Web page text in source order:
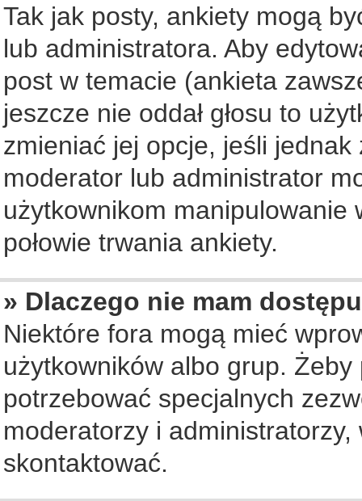
Tak jak posty, ankiety mogą
lub administratora. Aby
post w temacie (ankieta
jeszcze nie oddał głosu to
zmieniać jej opcje, jeśli jednak
moderator lub administrator
użytkownikom
połowie trwania ankiety.
» Dlaczego nie mam
Niektóre fora mogą mieć
użytkowników albo grup.
potrzebować specjalnych
moderatorzy i
skontaktować.